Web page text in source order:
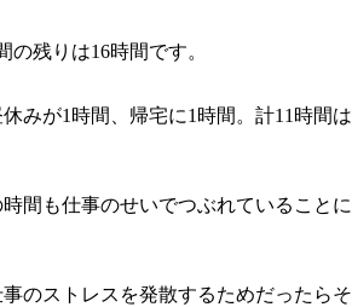
残りは16時間です。
みが1時間、帰宅に1時間。計11時間は
間も仕事のせいでつぶれていることに
のストレスを発散するためだったらそ